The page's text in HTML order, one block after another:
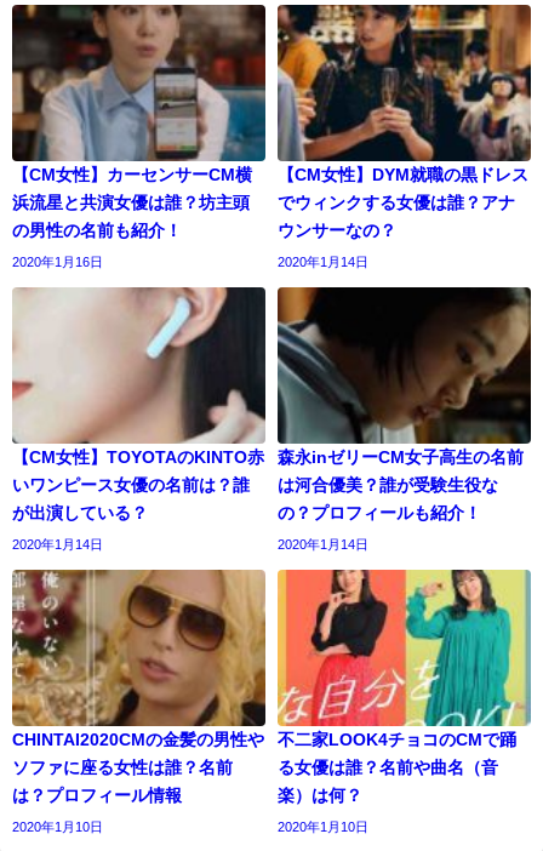
【CM女性】カーセンサーCM横
浜流星と共演女優は誰？坊主頭
の男性の名前も紹介！
2020年1月16日
【CM女性】DYM就職の黒ドレス
でウィンクする女優は誰？アナ
ウンサーなの？
2020年1月14日
【CM女性】TOYOTAのKINTO赤
いワンピース女優の名前は？誰
が出演している？
2020年1月14日
森永inゼリーCM女子高生の名前
は河合優美？誰が受験生役な
の？プロフィールも紹介！
2020年1月14日
CHINTAI2020CMの金髪の男性や
ソファに座る女性は誰？名前
は？プロフィール情報
2020年1月10日
不二家LOOK4チョコのCMで踊
る女優は誰？名前や曲名（音
楽）は何？
2020年1月10日